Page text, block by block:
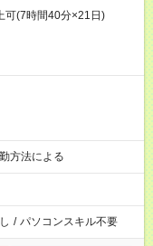
(7時間40分×21日)
方法による
/ パソコンスキル不要